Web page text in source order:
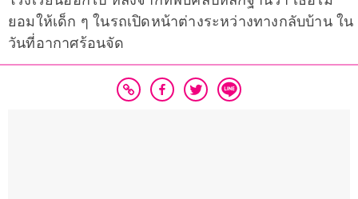
ยอมให้เด็ก ๆ ในรถเปิดหน้าต่างระหว่างทางกลับบ้าน ใน
วันที่อากาศร้อนจัด